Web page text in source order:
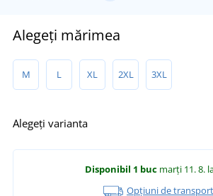
Alegeți mărimea
M L XL 2XL 3XL
Alegeți varianta
Disponibil 1 buc marți 11. 8.
Opțiuni de transport